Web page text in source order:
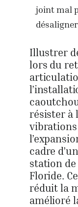
joint mal
Illustrer
lors du
résister à
vibrations
cadre
station de
Floride.
réduit la
amélioré